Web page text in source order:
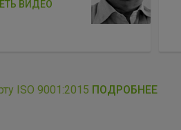
ВИДЕО
ISO 9001:2015 ПОДРОБНЕЕ